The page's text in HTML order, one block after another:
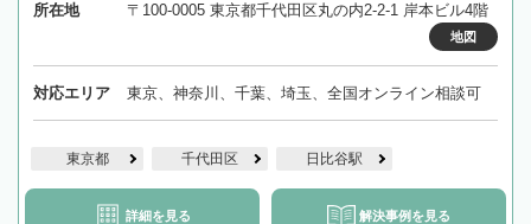
所在地 〒100-0005 東京都千代田区丸の内2-2-1 岸本ビル4階
地図
対応エリア 東京、神奈川、千葉、埼玉、全国オンライン相談可
東京都 千代田区 日比谷駅
詳細を見る 解決事例を見る